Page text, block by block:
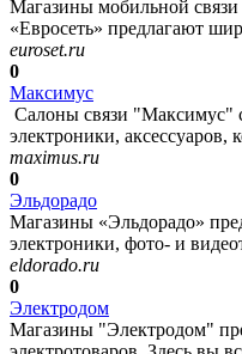
Магазины мобильной
«Евросеть» предлагают
euroset.ru
0
Максимус
Салоны связи "Максимус"
электроники, аксессуаров,
maximus.ru
0
Эльдорадо
Магазины «Эльдорадо»
электроники, фото- и
eldorado.ru
0
Электродом
Магазины "Электродом"